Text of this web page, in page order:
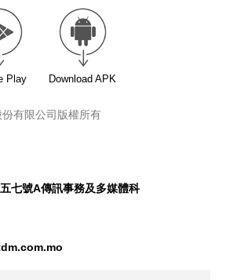
Play Download APK
有限公司版權所有
七號A傳訊事務及多媒體科